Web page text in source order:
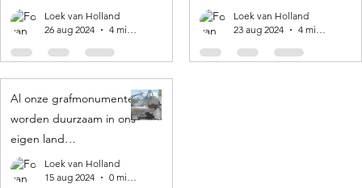
Loek van Holland
26 aug 2024
4 minuten om te lezen
Loek van Holland
23 aug 2024
4 minuten om te lezen
Al onze grafmonumenten
worden duurzaam in ons
eigen land
geproduceerd! 🌍
Loek van Holland
15 aug 2024
0 minuten om te lezen